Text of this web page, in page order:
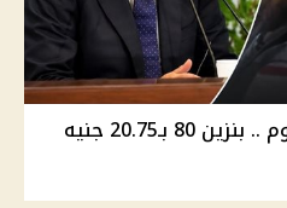
أسعار الوقود في مصر اليوم .. بنزين 80 بـ20.75 جنيه